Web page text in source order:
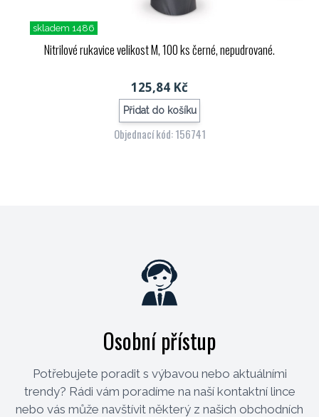
skladem 1486
Nitrilové rukavice velikost M, 100 ks černé, nepudrované.
125,84 Kč
Přidat do košíku
Objednací kód: 156741
Osobní přístup
Potřebujete poradit s výbavou nebo aktuálními
trendy? Rádi vám poradíme na naší kontaktní lince
nebo vás může navštívit některý z našich obchodních